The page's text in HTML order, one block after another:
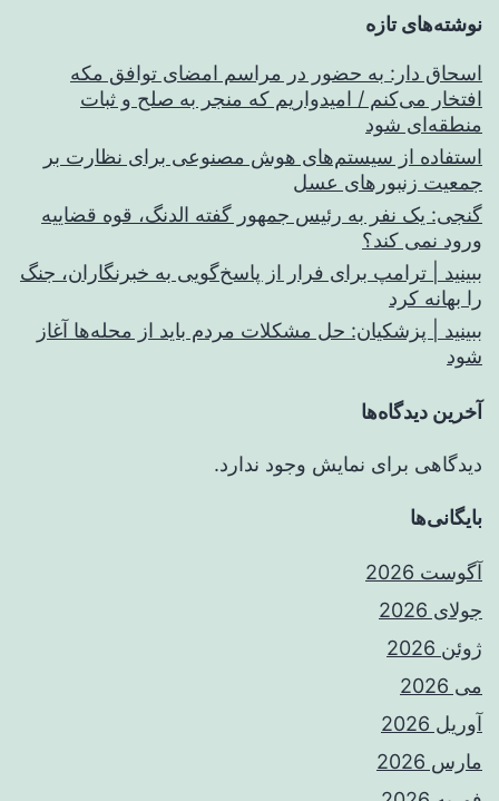
نوشته‌های تازه
اسحاق‌ دار: به حضور در مراسم امضای توافق مکه
افتخار می‌کنم / امیدواریم که منجر به صلح و ثبات
منطقه‌ای شود
استفاده از سیستم‌های هوش مصنوعی برای نظارت بر
جمعیت زنبورهای عسل
گنجی: یک نفر به رئیس جمهور گفته الدنگ، قوه قضاییه
ورود نمی کند؟
ببینید | ترامپ برای فرار از پاسخ‌گویی به خبرنگاران، جنگ
را بهانه کرد
ببینید | پزشکیان: حل مشکلات مردم باید از محله‌ها آغاز
شود
آخرین دیدگاه‌ها
دیدگاهی برای نمایش وجود ندارد.
بایگانی‌ها
آگوست 2026
جولای 2026
ژوئن 2026
می 2026
آوریل 2026
مارس 2026